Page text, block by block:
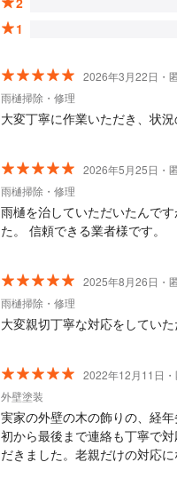
1
2026年3月22日・
雨樋掃除・修理
大変丁寧に作業いただき、状況
2026年5月25日・
雨樋掃除・修理
雨樋を治していただいたんで
た。 信頼できる業者様です。
2025年8月26日・
雨樋掃除・修理
大変親切丁寧な対応をしてい
2022年12月11日
外壁塗装
実家の外壁の木の飾りの、経
初から最後まで連絡も丁寧で
だきました。老親だけの対応